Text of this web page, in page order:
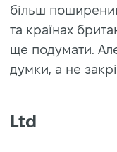
більш
та країнах
ще подумати.
думки, а не
Ltd